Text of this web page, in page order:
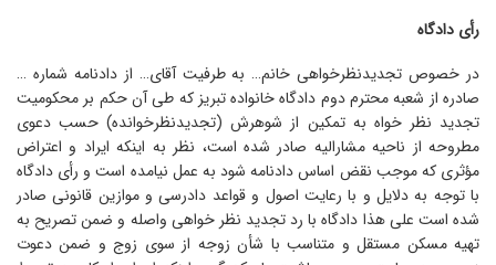
رأی دادگاه
در خصوص تجدیدنظرخواهی خانم… به طرفیت آقای… از دادنامه شماره …
صادره از شعبه محترم دوم دادگاه خانواده تبریز که طی آن حکم بر محکومیت
تجدید نظر خواه به تمکین از شوهرش (تجدیدنظرخوانده) حسب دعوی
مطروحه از ناحیه مشارالیه صادر شده است، نظر به اینکه ایراد و اعتراض
مؤثری که موجب نقض اساس دادنامه شود به عمل نیامده است و رأی دادگاه
با توجه به دلایل و با رعایت اصول و قواعد دادرسی و موازین قانونی صادر
شده است علی هذا دادگاه با رد تجدید نظر خواهی واصله و ضمن تصریح به
تهیه مسکن مستقل و متناسب با شأن زوجه از سوی زوج و ضمن دعوت